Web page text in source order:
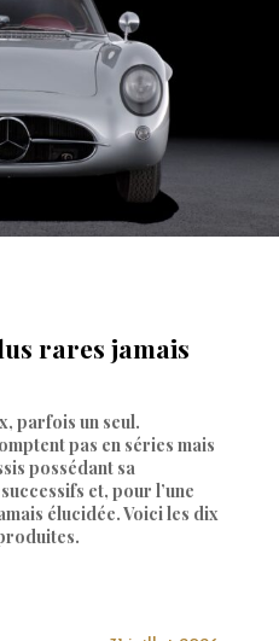
rares jamais
parfois un seul.
pas en séries mais
possédant sa
et, pour l’une
élucidée. Voici les dix